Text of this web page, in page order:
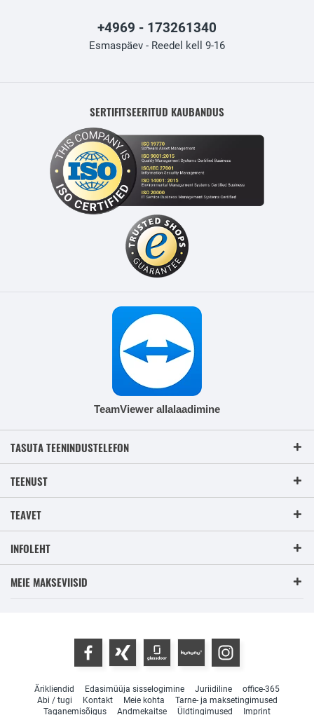
+4969 - 173261340
Esmaspäev - Reedel kell 9-16
SERTIFITSEERITUD KAUBANDUS
TeamViewer allalaadimine
TASUTA TEENINDUSTELEFON
TEENUST
TEAVET
INFOLEHT
MEIE MAKSEVIISID
Ärikliendid Edasimüüja sisselogimine Juriidiline
office-365
Abi / tugi
Kontakt Meie kohta
Tarne- ja maksetingimused
Taganemisõigus
Andmekaitse Üldtingimused Imprint